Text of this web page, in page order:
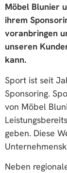
Möbel Blunier
ihrem
voranbringen
unseren
kann.
Sport ist seit
Sponsoring.
von Möbel
geben. Diese
Neben